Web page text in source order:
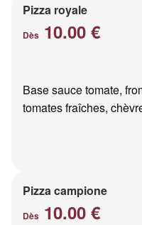
Pizza royale
Dès 10.00 €
Base sauce tomate,
tomates fraîches,
Pizza campione
Dès 10.00 €